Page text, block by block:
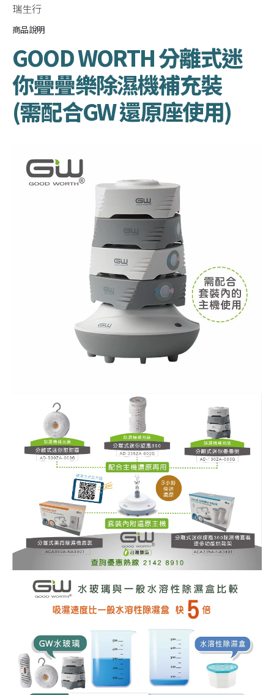
瑞生行
商品說明
GOOD WORTH 分離式迷
你疊疊樂除濕機補充裝
(需配合GW 還原座使用)